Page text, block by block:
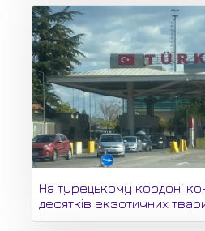
На турецькому кордоні
десятків екзотичних